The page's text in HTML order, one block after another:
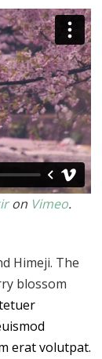
on Vimeo.
Himeji. The
blossom
erat volutpat.